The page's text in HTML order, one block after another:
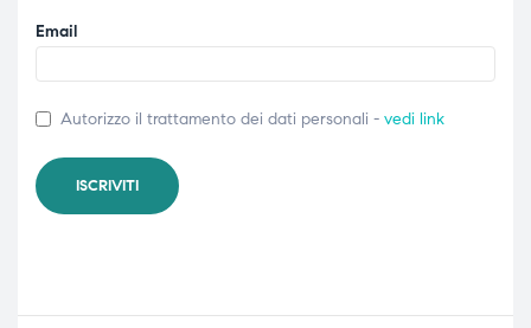
Email
Autorizzo il trattamento dei dati personali - vedi link